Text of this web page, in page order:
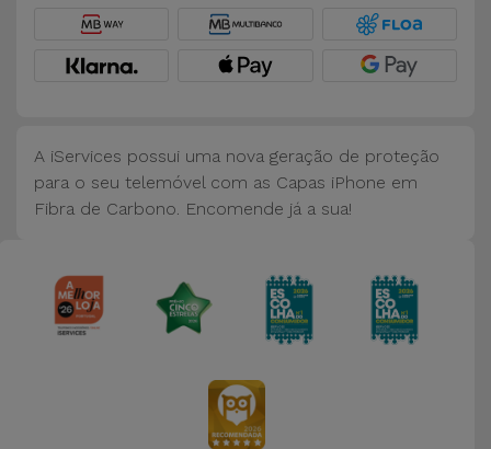
Mobilidade,
Auto e
Acessórios
de
Computador
iPad e
Tablet
A iServices possui uma nova geração de proteção
para o seu telemóvel com as Capas iPhone em
Fibra de Carbono. Encomende já a sua!